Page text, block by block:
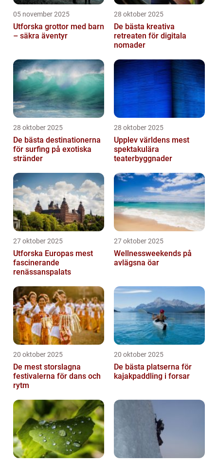
05 november 2025
Utforska grottor med barn
– säkra äventyr
28 oktober 2025
De bästa kreativa
retreaten för digitala
nomader
28 oktober 2025
De bästa destinationerna
för surfing på exotiska
stränder
28 oktober 2025
Upplev världens mest
spektakulära
teaterbyggnader
27 oktober 2025
Utforska Europas mest
fascinerande
renässanspalats
27 oktober 2025
Wellnessweekends på
avlägsna öar
20 oktober 2025
De mest storslagna
festivalerna för dans och
rytm
20 oktober 2025
De bästa platserna för
kajakpaddling i forsar